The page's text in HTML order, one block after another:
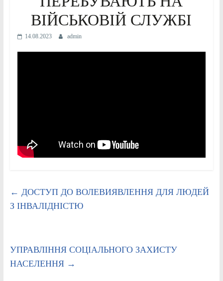
ВІЙСЬКОВІЙ СЛУЖБІ
14.08.2023 admin
← ДОСТУП ДО ВОЛЕВИЯВЛЕННЯ ДЛЯ ЛЮДЕЙ
З ІНВАЛІДНІСТЮ
УПРАВЛІННЯ СОЦІАЛЬНОГО ЗАХИСТУ
НАСЕЛЕННЯ →